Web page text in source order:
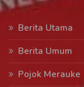
Berita Utama
Berita Umum
Pojok Merauke